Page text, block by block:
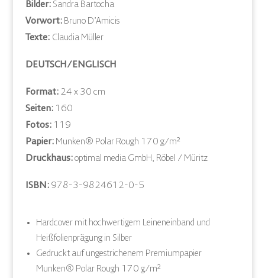
Bilder:Sandra Bartocha
Vorwort:Bruno D’Amicis
Texte: Claudia Müller
DEUTSCH/ENGLISCH
Format:24 x 30 cm
Seiten:160
Fotos:119
Papier:Munken® Polar Rough 170 g/m²
Druckhaus:optimal media GmbH, Röbel / Müritz
ISBN:978-3-9824612-0-5
Hardcover mit hochwertigem Leineneinband und
Heißfolienprägung in Silber
Gedruckt auf ungestrichenem Premiumpapier
Munken® Polar Rough 170 g/m²